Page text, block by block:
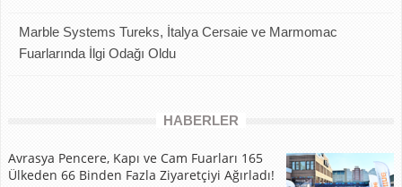
Marble Systems Tureks, İtalya Cersaie ve Marmomac
Fuarlarında İlgi Odağı Oldu
HABERLER
Avrasya Pencere, Kapı ve Cam Fuarları 165
Ülkeden 66 Binden Fazla Ziyaretçiyi Ağırladı!